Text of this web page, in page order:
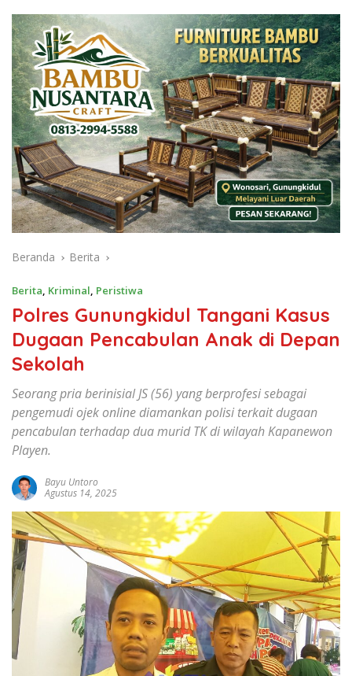
Beranda Berita
Berita, Kriminal, Peristiwa
Polres Gunungkidul Tangani Kasus
Dugaan Pencabulan Anak di Depan
Sekolah
Seorang pria berinisial JS (56) yang berprofesi sebagai
pengemudi ojek online diamankan polisi terkait dugaan
pencabulan terhadap dua murid TK di wilayah Kapanewon
Playen.
Bayu Untoro
Agustus 14, 2025